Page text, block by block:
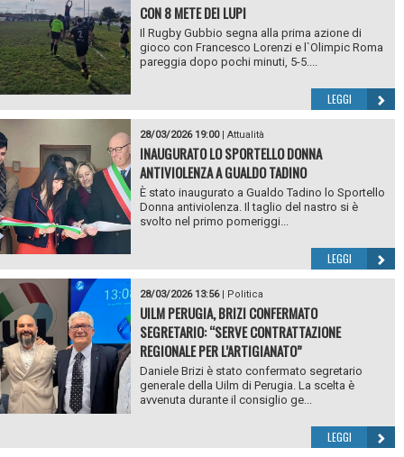
CON 8 METE DEI LUPI
Il Rugby Gubbio segna alla prima azione di
gioco con Francesco Lorenzi e l`Olimpic Roma
pareggia dopo pochi minuti, 5-5....
LEGGI
28/03/2026 19:00| Attualità
INAUGURATO LO SPORTELLO DONNA
ANTIVIOLENZA A GUALDO TADINO
È stato inaugurato a Gualdo Tadino lo Sportello
Donna antiviolenza. Il taglio del nastro si è
svolto nel primo pomeriggi...
LEGGI
28/03/2026 13:56| Politica
UILM PERUGIA, BRIZI CONFERMATO
SEGRETARIO: “SERVE CONTRATTAZIONE
REGIONALE PER L’ARTIGIANATO”
Daniele Brizi è stato confermato segretario
generale della Uilm di Perugia. La scelta è
avvenuta durante il consiglio ge...
LEGGI